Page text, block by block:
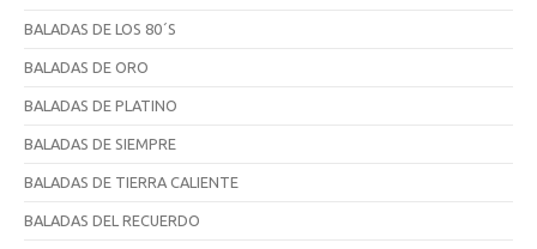
BALADAS DE LOS 80´S
BALADAS DE ORO
BALADAS DE PLATINO
BALADAS DE SIEMPRE
BALADAS DE TIERRA CALIENTE
BALADAS DEL RECUERDO